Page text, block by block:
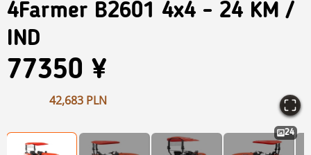
4Farmer B2601 4x4 - 24 KM /
IND
77350 ¥
42,683 PLN
24